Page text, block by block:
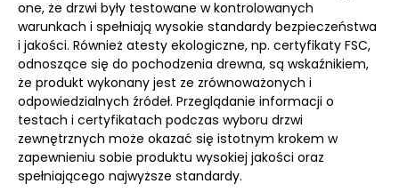
one, że drzwi były testowane w kontrolowanych
warunkach i spełniają wysokie standardy bezpieczeństwa
i jakości. Również atesty ekologiczne, np. certyfikaty FSC,
odnoszące się do pochodzenia drewna, są wskaźnikiem,
że produkt wykonany jest ze zrównoważonych i
odpowiedzialnych źródeł. Przeglądanie informacji o
testach i certyfikatach podczas wyboru drzwi
zewnętrznych może okazać się istotnym krokem w
zapewnieniu sobie produktu wysokiej jakości oraz
spełniającego najwyższe standardy.